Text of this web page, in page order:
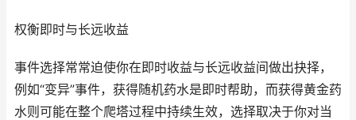
权衡即时与长远收益
事件选择常常迫使你在即时收益与长远收益间做出抉择，
例如“变异”事件，获得随机药水是即时帮助，而获得黄金药
水则可能在整个爬塔过程中持续生效，选择取决于你对当